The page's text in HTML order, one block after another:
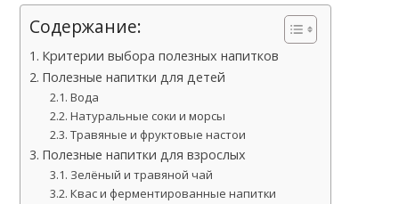
Содержание:
Критерии выбора полезных напитков
Полезные напитки для детей
Вода
Натуральные соки и морсы
Травяные и фруктовые настои
Полезные напитки для взрослых
Зелёный и травяной чай
Квас и ферментированные напитки